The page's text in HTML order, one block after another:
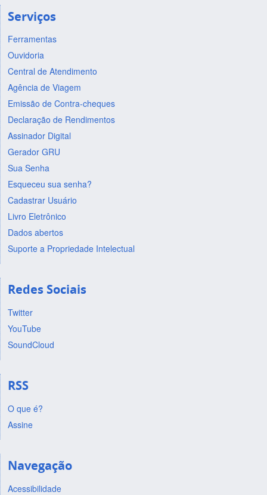
Serviços
Ferramentas
Ouvidoria
Central de Atendimento
Agência de Viagem
Emissão de Contra-cheques
Declaração de Rendimentos
Assinador Digital
Gerador GRU
Sua Senha
Esqueceu sua senha?
Cadastrar Usuário
Livro Eletrônico
Dados abertos
Suporte a Propriedade Intelectual
Redes Sociais
Twitter
YouTube
SoundCloud
RSS
O que é?
Assine
Navegação
Acessibilidade